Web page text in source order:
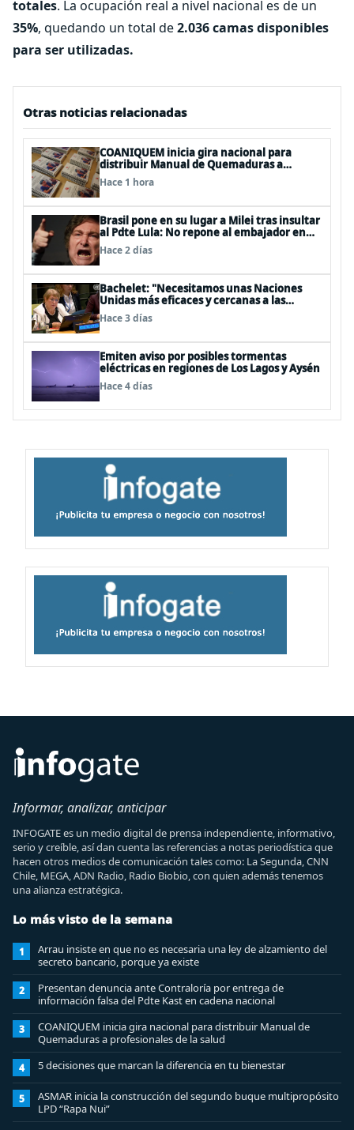
totales. La ocupación real a nivel nacional es de un
35%, quedando un total de2.036 camas disponibles
para ser utilizadas.
Otras noticias relacionadas
COANIQUEM inicia gira nacional para
distribuir Manual de Quemaduras a
profesionales de la salud
Hace 1 hora
Brasil pone en su lugar a Milei tras insultar
al Pdte Lula: No repone al embajador en
BBSS y rebaja la relación bilateral
Hace 2 días
Bachelet: "Necesitamos unas Naciones
Unidas más eficaces y cercanas a las
personas"
Hace 3 días
Emiten aviso por posibles tormentas
eléctricas en regiones de Los Lagos y Aysén
Hace 4 días
Informar, analizar, anticipar
INFOGATE es un medio digital de prensa independiente, informativo,
serio y creíble, así dan cuenta las referencias a notas periodística que
hacen otros medios de comunicación tales como: La Segunda, CNN
Chile, MEGA, ADN Radio, Radio Biobio, con quien además tenemos
una alianza estratégica.
Lo más visto de la semana
1
Arrau insiste en que no es necesaria una ley de alzamiento del
secreto bancario, porque ya existe
2
Presentan denuncia ante Contraloría por entrega de
información falsa del Pdte Kast en cadena nacional
3
COANIQUEM inicia gira nacional para distribuir Manual de
Quemaduras a profesionales de la salud
4 5 decisiones que marcan la diferencia en tu bienestar
5
ASMAR inicia la construcción del segundo buque multipropósito
LPD “Rapa Nui”